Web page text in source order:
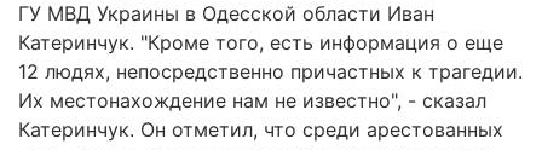
ГУ МВД Украины в Одесской области Иван
Катеринчук. "Кроме того, есть информация о еще
12 людях, непосредственно причастных к трагедии.
Их местонахождение нам не известно", - сказал
Катеринчук. Он отметил, что среди арестованных